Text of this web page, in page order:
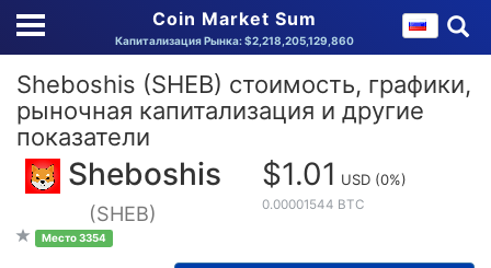
Coin Market Sum
Капитализация Рынка: $2,218,205,129,860
Sheboshis (SHEB) стоимость, графики,
рыночная капитализация и другие
показатели
Sheboshis
(SHEB)
Место 3354
$1.01 USD (0%)
0.00001544 BTC